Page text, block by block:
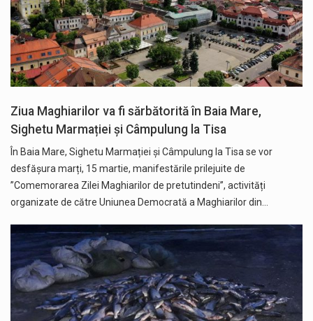
Ziua Maghiarilor va fi sărbătorită în Baia Mare,
Sighetu Marmației și Câmpulung la Tisa
În Baia Mare, Sighetu Marmației și Câmpulung la Tisa se vor
desfășura marți, 15 martie, manifestările prilejuite de
”Comemorarea Zilei Maghiarilor de pretutindeni’’, activități
organizate de către Uniunea Democrată a Maghiarilor din…